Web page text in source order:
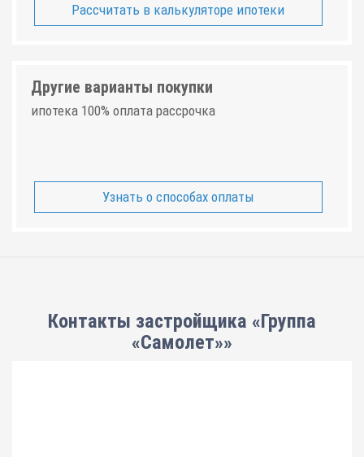
Рассчитать в калькуляторе ипотеки
Другие варианты покупки
ипотека 100% оплата рассрочка
Узнать о способах оплаты
Контакты застройщика «Группа
«Самолет»»